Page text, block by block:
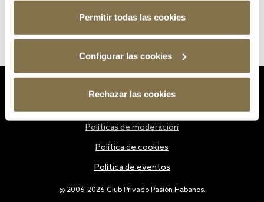
Permitir todas las cookies
Configurar las cookies
Rechazar las cookies
@ 2006-2026 Club Privado Pasión Habanos.
Políticas de moderación
Política de cookies
Política de eventos